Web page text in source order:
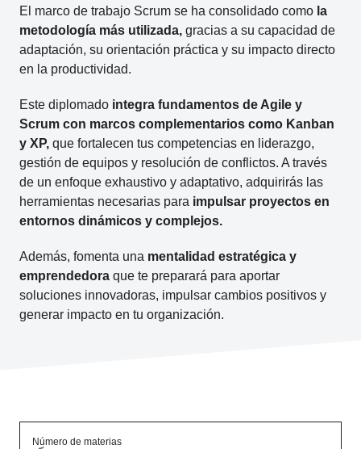
El marco de trabajo Scrum se ha consolidado como la
metodología más utilizada, gracias a su capacidad de
adaptación, su orientación práctica y su impacto directo
en la productividad.
Este diplomado integra fundamentos de Agile y
Scrum con marcos complementarios como Kanban
y XP, que fortalecen tus competencias en liderazgo,
gestión de equipos y resolución de conflictos. A través
de un enfoque exhaustivo y adaptativo, adquirirás las
herramientas necesarias para impulsar proyectos en
entornos dinámicos y complejos.
Además, fomenta una mentalidad estratégica y
emprendedora que te preparará para aportar
soluciones innovadoras, impulsar cambios positivos y
generar impacto en tu organización.
Número de materias